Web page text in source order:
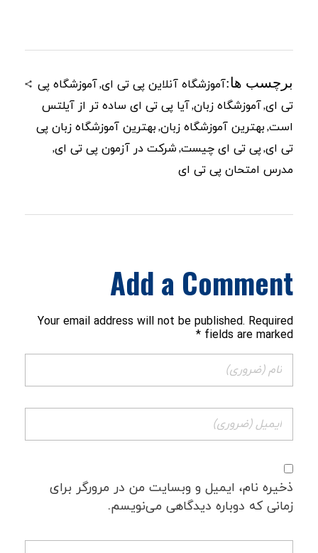
برچسب ها:آموزشگاه آنلاین پی تی ای,آموزشگاه پی
تی ای,آموزشگاه زبان,آیا پی تی ای ساده تر از آیلتس
است, بهترین آموزشگاه زبان, بهترین آموزشگاه زبان پی
تی ای, پی تی ای چیست, شرکت در آزمون پی تی ای,
مدرس امتحان پی تی ای
Add a Comment
Your email address will not be published. Required
fields are marked *
ذخیره نام، ایمیل و وبسایت من در مرورگر برای
زمانی که دوباره دیدگاهی می‌نویسم.